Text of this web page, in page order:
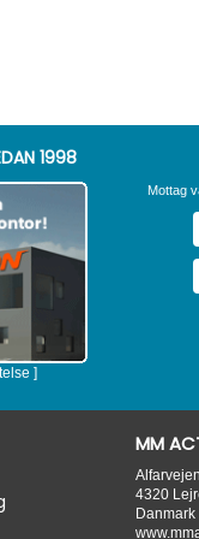
1998
]
Mottag
MM
4320
Danmark